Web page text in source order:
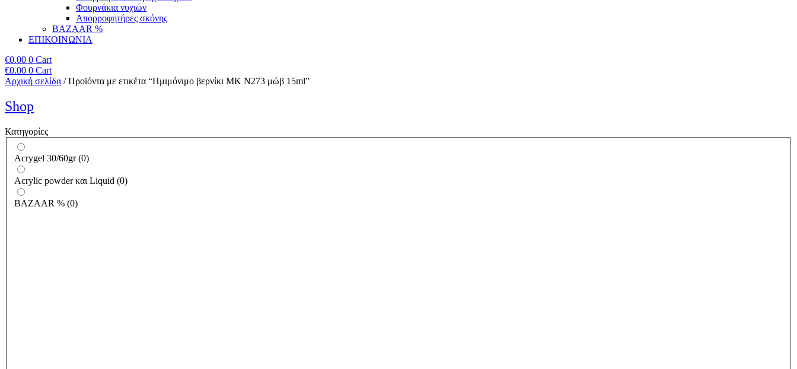
Φουρνάκια νυχιών
Απορροφητήρες σκόνης
BAZAAR %
ΕΠΙΚΟΙΝΩΝΙΑ
€0.00 0 Cart
€0.00 0 Cart
Αρχική σελίδα / Προϊόντα με ετικέτα “Ημιμόνιμο βερνίκι ΜΚ Ν273 μώβ 15ml”
Shop
Κατηγορίες
Acrygel 30/60gr (0)
Acrylic powder και Liquid (0)
BAZAAR % (0)